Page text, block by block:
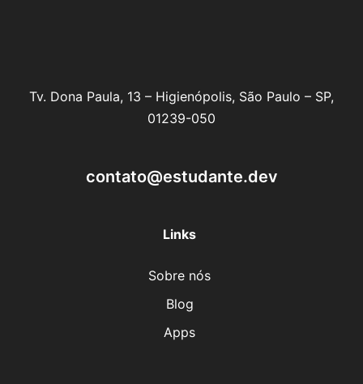
Tv. Dona Paula, 13 – Higienópolis, São Paulo – SP,
01239-050
contato@estudante.dev
Links
Sobre nós
Blog
Apps